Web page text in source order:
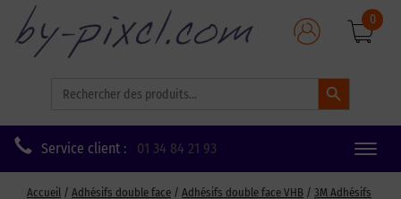
for:
Search Button
0
Service client : 01 34 84 21 93
Toggle
Accueil / Adhésifs double face / Adhésifs double face VHB / 3M Adhésifs